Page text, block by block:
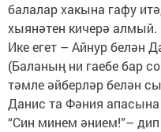
балалар хакына гафу
хыянәтен кичерә алмый.
Ике егет – Айнур белән
(Баланың ни гаебе бар
тәмле әйберләр белән
Данис та Фәния апасына
“Син минем әнием!”–